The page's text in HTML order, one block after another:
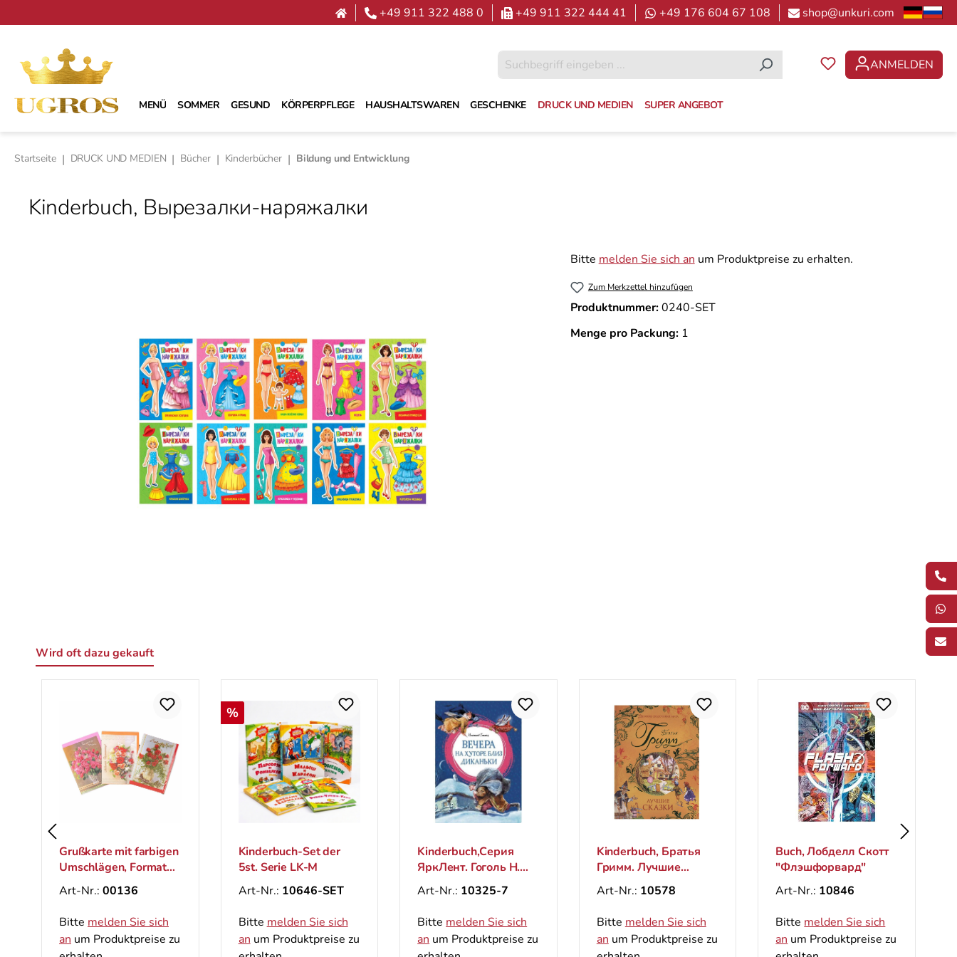
+49 911 322 488 0 +49 911 322 444 41 +49 176 604 67 108 shop@unkuri.com
DU HAST 0
ANMELDEN
MENÜ SOMMER GESUND KÖRPERPFLEGE HAUSHALTSWAREN GESCHENKE DRUCK UND MEDIEN SUPER ANGEBOT
Startseite | DRUCK UND MEDIEN | Bücher | Kinderbücher | Bildung und Entwicklung
Kinderbuch, Вырезалки-наряжалки
Bitte melden Sie sich an um Produktpreise zu erhalten.
Zum Merkzettel hinzufügen
Produktnummer:0240-SET
Menge pro Packung: 1
Wird oft dazu gekauft
Grußkarte mit farbigen
Umschlägen, Format
Art-Nr.:00136
melden Sie sich
um Produktpreise zu
Kinderbuch-Set der
5st. Serie LK-M
Art-Nr.:10646-SET
melden Sie sich
um Produktpreise zu
Kinderbuch,Серия
ЯркЛент. Гоголь Н.
"Вечера на хуторе
близ Диканьки"
Art-Nr.:10325-7
melden Sie sich
um Produktpreise zu
Kinderbuch, Братья
Гримм. Лучшие
сказки (Великие
сказочники мира)
Art-Nr.:10578
melden Sie sich
um Produktpreise zu
Buch, Лобделл Скотт
"Флэшфорвард"
Art-Nr.:10846
melden Sie sich
um Produktpreise zu